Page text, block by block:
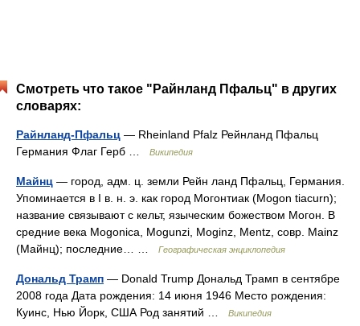
Смотреть что такое "Райнланд Пфальц" в других
словарях:
Райнланд-Пфальц — Rheinland Pfalz Рейнланд Пфальц
Германия Флаг Герб …
Википедия
Майнц — город, адм. ц. земли Рейн ланд Пфальц, Германия.
Упоминается в I в. н. э. как город Могонтиак (Mogon tiacurn);
название связывают с кельт, языческим божеством Могон. В
средние века Mogonica, Mogunzi, Moginz, Mentz, совр. Mainz
(Майнц); последние… …
Географическая энциклопедия
Дональд Трамп — Donald Trump Дональд Трамп в сентябре
2008 года Дата рождения: 14 июня 1946 Место рождения:
Куинс, Нью Йорк, США Род занятий …
Википедия